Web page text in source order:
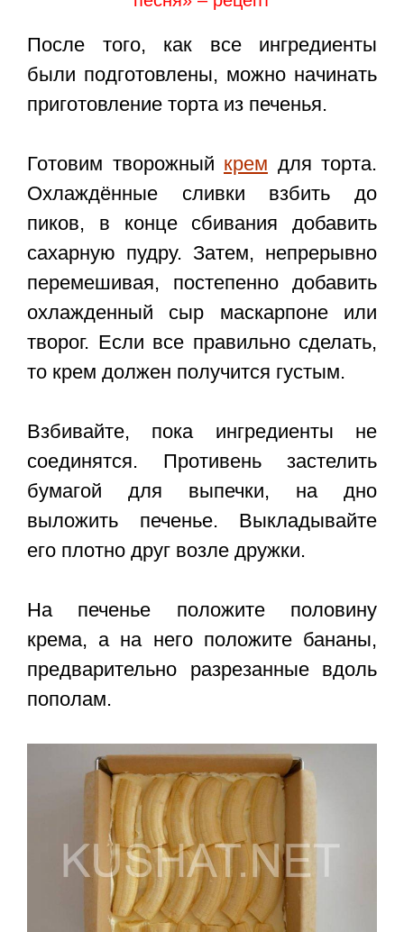
После того, как все ингредиенты
были подготовлены, можно начинать
приготовление торта из печенья.
Готовим творожный крем для торта.
Охлаждённые сливки взбить до
пиков, в конце сбивания добавить
сахарную пудру. Затем, непрерывно
перемешивая, постепенно добавить
охлажденный сыр маскарпоне или
творог. Если все правильно сделать,
то крем должен получится густым.
Взбивайте, пока ингредиенты не
соединятся. Противень застелить
бумагой для выпечки, на дно
выложить печенье. Выкладывайте
его плотно друг возле дружки.
На печенье положите половину
крема, а на него положите бананы,
предварительно разрезанные вдоль
пополам.